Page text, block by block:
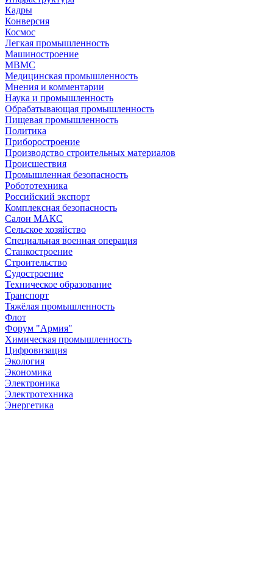
Кадры
Конверсия
Космос
Легкая промышленность
Машиностроение
МВМС
Медицинская промышленность
Мнения и комментарии
Наука и промышленность
Обрабатывающая промышленность
Пищевая промышленность
Политика
Приборостроение
Производство строительных материалов
Происшествия
Промышленная безопасность
Робототехника
Российский экспорт
Комплексная безопасность
Салон МАКС
Сельское хозяйство
Специальная военная операция
Станкостроение
Строительство
Судостроение
Техническое образование
Транспорт
Тяжёлая промышленность
Флот
Форум "Армия"
Химическая промышленность
Цифровизация
Экология
Экономика
Электроника
Электротехника
Энергетика